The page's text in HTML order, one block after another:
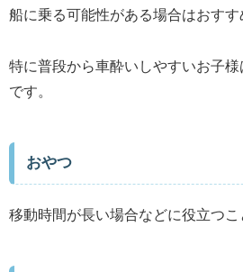
船に乗る可能性がある場合はおすす
特に普段から車酔いしやすいお子
です。
おやつ
移動時間が長い場合などに役立つこ